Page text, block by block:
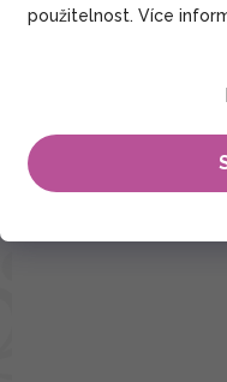
použitelnost. Více